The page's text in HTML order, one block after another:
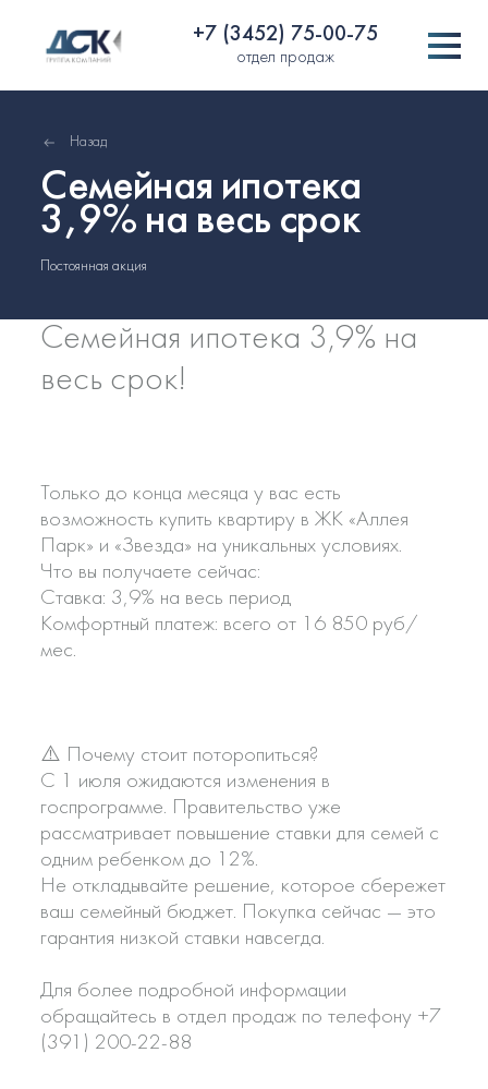
+7 (3452) 75-00-75
отдел продаж
Назад
Семейная ипотека
3,9% на весь срок
Постоянная акция
Семейная ипотека 3,9% на
весь срок!
Только до конца месяца у вас есть
возможность купить квартиру в ЖК «Аллея
Парк» и «Звезда» на уникальных условиях.
Что вы получаете сейчас:
Ставка: 3,9% на весь период
Комфортный платеж: всего от 16 850 руб/
мес.
⚠️ Почему стоит поторопиться?
С 1 июля ожидаются изменения в
госпрограмме. Правительство уже
рассматривает повышение ставки для семей с
одним ребенком до 12%.
Не откладывайте решение, которое сбережет
ваш семейный бюджет. Покупка сейчас — это
гарантия низкой ставки навсегда.
Для более подробной информации
обращайтесь в отдел продаж по телефону +7
(391) 200-22-88